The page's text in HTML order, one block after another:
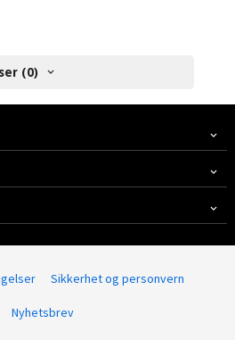
(0)
Sikkerhet og personvern
Nyhetsbrev